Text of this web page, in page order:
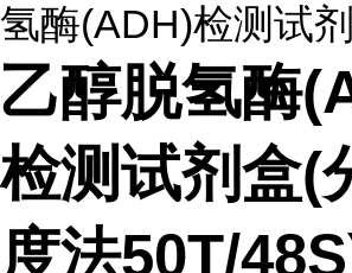
氢酶(ADH)检测试
乙醇脱氢酶
检测试剂盒(
度法50T/